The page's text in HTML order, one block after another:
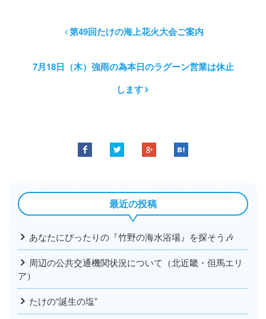
第49回たけの海上花火大会ご案内
7月18日（木）強雨の為本日のラグーン営業は休止
します
最近の投稿
あなたにぴったりの『竹野の海水浴場』を探そう🎶
周辺の公共交通機関状況について（北近畿・但馬エリ
ア）
たけの“誕生の塩”